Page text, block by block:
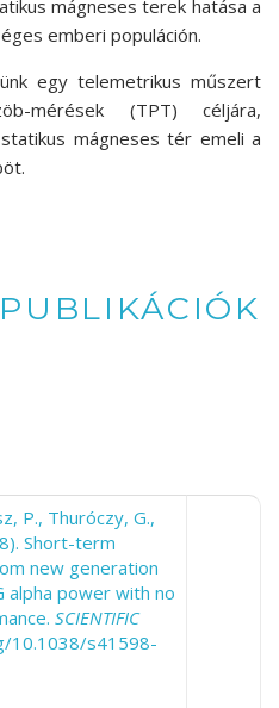
mágneses terek hatása a
emberi populáción.
egy telemetrikus műszert
mérések (TPT) céljára,
mágneses tér emeli a
P., Thuróczy, G.,
Short-term
new generation
alpha power with no
SCIENTIFIC
10.1038/s41598-